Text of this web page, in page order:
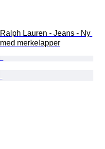
Ralph Lauren - Jeans - Ny
med merkelapper